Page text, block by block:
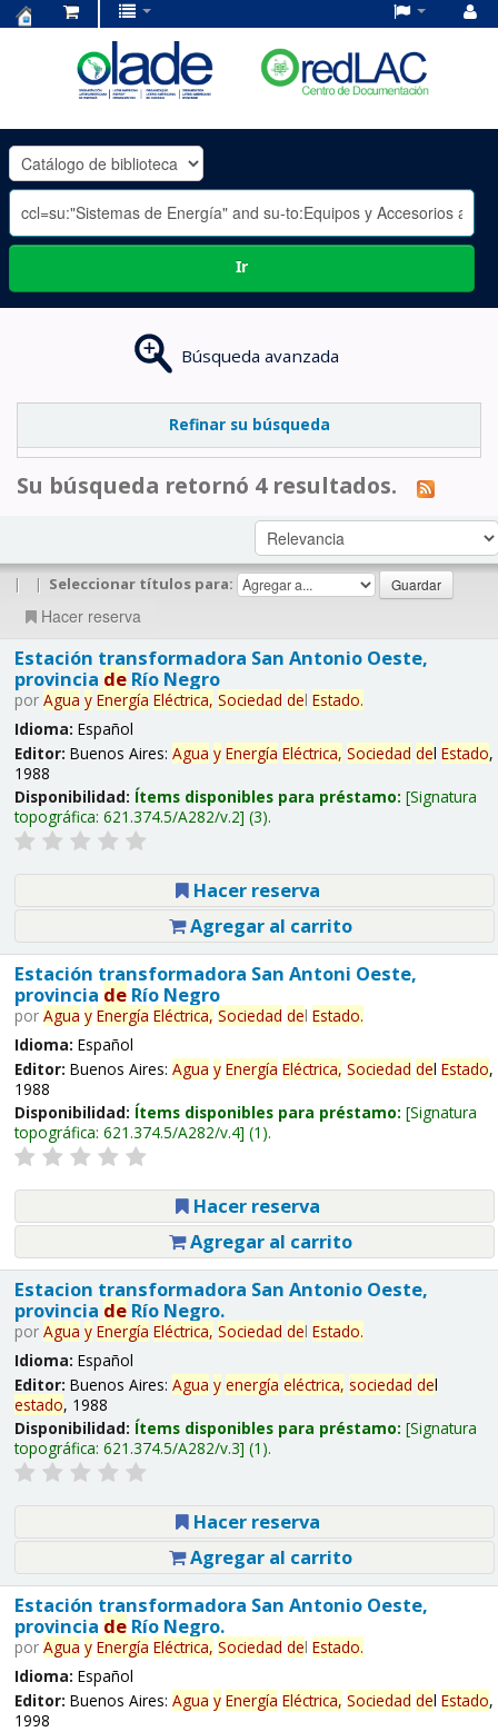
OLADE
-
Ir
Búsqueda avanzada
Refinar su búsqueda
Su búsqueda retornó 4 resultados.
| | Seleccionar títulos para:
Hacer reserva
Estación transformadora San Antonio Oeste,
provincia deRío Negro
por Agua y Energía Eléctrica, Sociedad del Estado.
Idioma: Español
Editor: Buenos Aires: Agua y Energía Eléctrica, Sociedad del Estado,
1988
Disponibilidad: Ítems disponibles para préstamo: Signatura
topográfica: 621.374.5/A282/v.2 (3).
Hacer reserva
Agregar al carrito
Estación transformadora San Antoni Oeste,
provincia deRío Negro
por Agua y Energía Eléctrica, Sociedad del Estado.
Idioma: Español
Editor: Buenos Aires: Agua y Energía Eléctrica, Sociedad del Estado,
1988
Disponibilidad: Ítems disponibles para préstamo: Signatura
topográfica: 621.374.5/A282/v.4 (1).
Hacer reserva
Agregar al carrito
Estacion transformadora San Antonio Oeste,
provincia deRío Negro.
por Agua y Energía Eléctrica, Sociedad del Estado.
Idioma: Español
Editor: Buenos Aires: Agua y energía eléctrica, sociedad del
estado, 1988
Disponibilidad: Ítems disponibles para préstamo: Signatura
topográfica: 621.374.5/A282/v.3 (1).
Hacer reserva
Agregar al carrito
Estación transformadora San Antonio Oeste,
provincia deRío Negro.
por Agua y Energía Eléctrica, Sociedad del Estado.
Idioma: Español
Editor: Buenos Aires: Agua y Energía Eléctrica, Sociedad del Estado,
1998